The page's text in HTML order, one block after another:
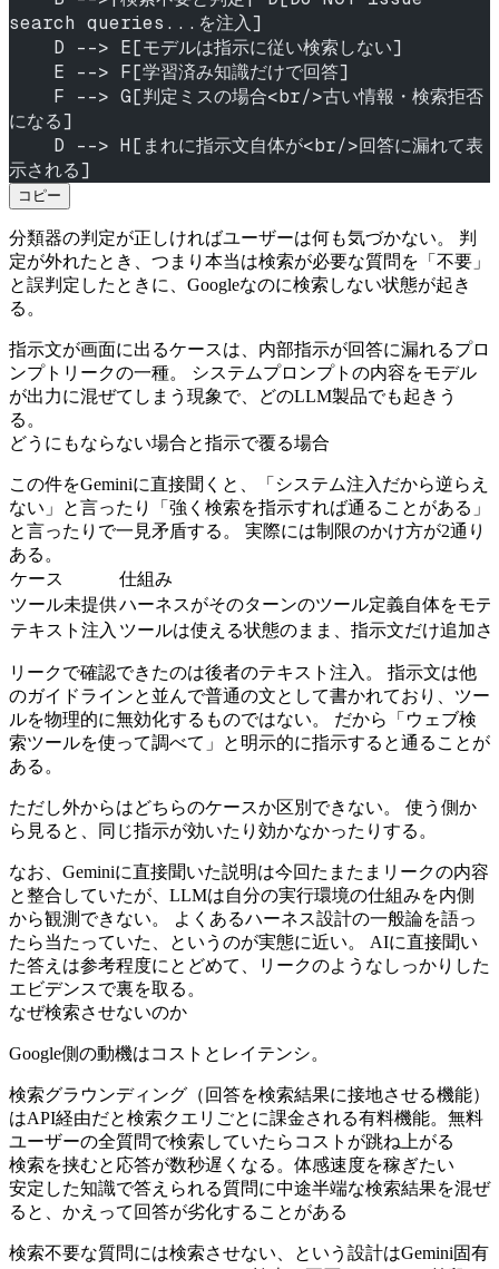
search queries...を注入]
    D --> E[モデルは指示に従い検索しない]
    E --> F[学習済み知識だけで回答]
になる]
示される]
コピー
分類器の判定が正しければユーザーは何も気づかない。 判
定が外れたとき、つまり本当は検索が必要な質問を「不要」
と誤判定したときに、Googleなのに検索しない状態が起き
る。
指示文が画面に出るケースは、内部指示が回答に漏れるプロ
ンプトリークの一種。 システムプロンプトの内容をモデル
が出力に混ぜてしまう現象で、どのLLM製品でも起きう
る。
どうにもならない場合と指示で覆る場合
この件をGeminiに直接聞くと、「システム注入だから逆らえ
ない」と言ったり「強く検索を指示すれば通ることがある」
と言ったりで一見矛盾する。 実際には制限のかけ方が2通り
ある。
ケース
仕組み
ツール未提供ハーネスがそのターンのツール定義自体をモデ
テキスト注入 ツールは使える状態のまま、指示文だけ追加さ
リークで確認できたのは後者のテキスト注入。 指示文は他
のガイドラインと並んで普通の文として書かれており、ツー
ルを物理的に無効化するものではない。 だから「ウェブ検
索ツールを使って調べて」と明示的に指示すると通ることが
ある。
ただし外からはどちらのケースか区別できない。 使う側か
ら見ると、同じ指示が効いたり効かなかったりする。
なお、Geminiに直接聞いた説明は今回たまたまリークの内容
と整合していたが、LLMは自分の実行環境の仕組みを内側
から観測できない。 よくあるハーネス設計の一般論を語っ
たら当たっていた、というのが実態に近い。 AIに直接聞い
た答えは参考程度にとどめて、リークのようなしっかりした
エビデンスで裏を取る。
なぜ検索させないのか
Google側の動機はコストとレイテンシ。
検索グラウンディング（回答を検索結果に接地させる機能）
はAPI経由だと検索クエリごとに課金される有料機能。無料
ユーザーの全質問で検索していたらコストが跳ね上がる
検索を挟むと応答が数秒遅くなる。体感速度を稼ぎたい
安定した知識で答えられる質問に中途半端な検索結果を混ぜ
ると、かえって回答が劣化することがある
検索不要な質問には検索させない、という設計はGemini固有